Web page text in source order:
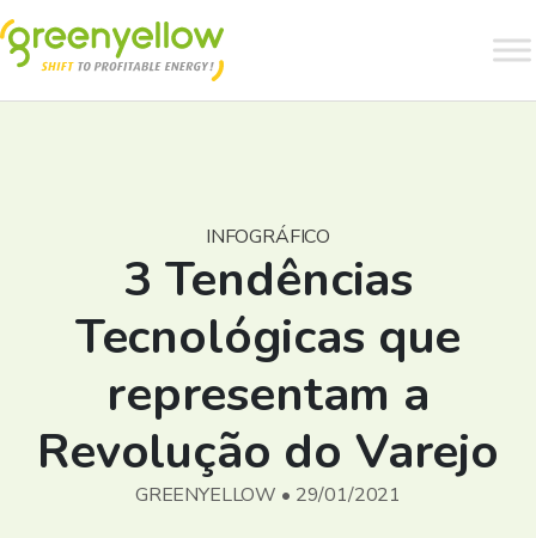
INFOGRÁFICO
3 Tendências
Tecnológicas que
representam a
Revolução do Varejo
GREENYELLOW • 29/01/2021